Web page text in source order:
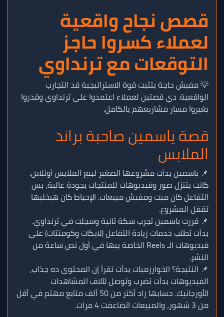
قصص نجاح واقعية
لعملاء كسروا حاجز
التوقعات مع ترنداوي
💡 مفيش حاجة بتثبت قوة الاستراتيجية قد التجارب
الواقعية. دي قصتين لعملاء اعتمدوا على ترنداوي وقدروا
يغيروا مسار مشاريعهم بالكامل.
قصة ياسمين صاحبة براند
الملابس
📌 ياسمين بدأت مشروعها الصغير لبيع الملابس أونلاين.
كانت بتنزل صور وفيديوهات للمنتجات بجودة عالية، بس
التفاعل كان ميت ومفيش مبيعات. الإحباط كان هيخليها
تقفل المشروع.
📌 قررت ياسمين تجرب سكة تانية وسجلت في ترنداوي.
بدأت تطلب خدمات زيادة التفاعل (لايكات وكومنتات) على
فيديوهات الـ Reels الخاصة بيها في أول نص ساعة من
النشر.
📌 النتيجة؟ الخوارزميات بدأت تقرأ إن المحتوى ده جذاب،
الفيديوهات بدأت تضرب وتوصل لآلاف المشاهدات
الأورجانيك. حسابها زاد أكتر من 50 ألف متابع مهتم في أقل
من 3 شهور، والمبيعات اتضاعفت 4 مرات.